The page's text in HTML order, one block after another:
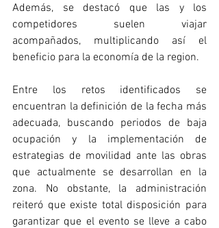
Además, se destacó que las y los
competidores suelen viajar
acompañados, multiplicando así el
beneficio para la economía de la region.
Entre los retos identificados se
encuentran la definición de la fecha más
adecuada, buscando periodos de baja
ocupación y la implementación de
estrategias de movilidad ante las obras
que actualmente se desarrollan en la
zona. No obstante, la administración
reiteró que existe total disposición para
garantizar que el evento se lleve a cabo